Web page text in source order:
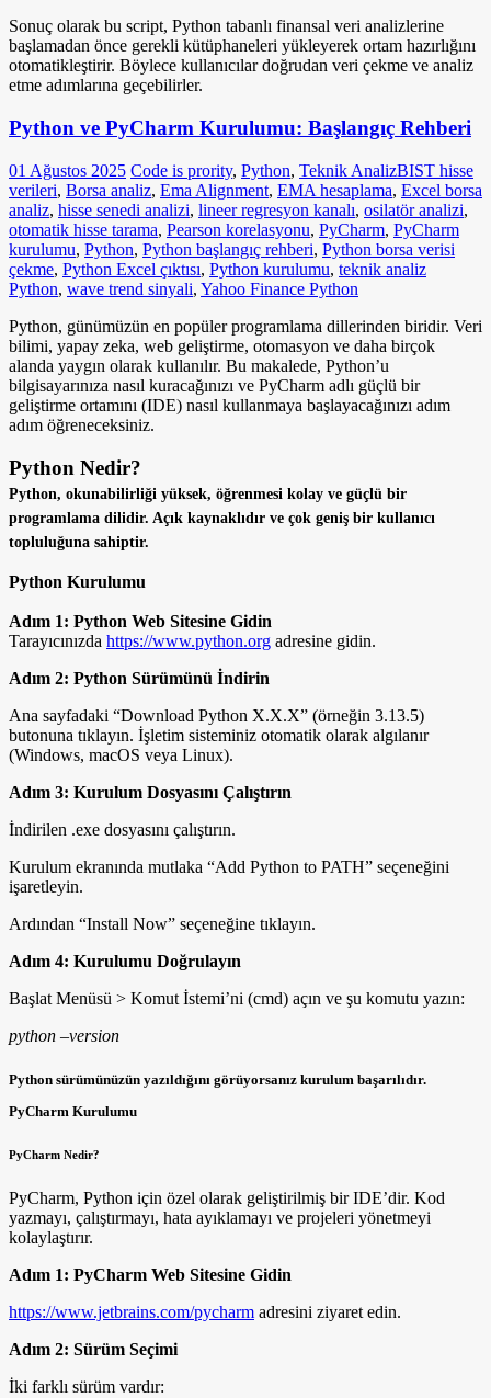
Sonuç olarak bu script, Python tabanlı finansal veri analizlerine
başlamadan önce gerekli kütüphaneleri yükleyerek ortam hazırlığını
otomatikleştirir. Böylece kullanıcılar doğrudan veri çekme ve analiz
etme adımlarına geçebilirler.
Python ve PyCharm Kurulumu: Başlangıç Rehberi
01 Ağustos 2025 Code is prority, Python, Teknik AnalizBIST hisse
verileri, Borsa analiz, Ema Alignment, EMA hesaplama, Excel borsa
analiz, hisse senedi analizi, lineer regresyon kanalı, osilatör analizi,
otomatik hisse tarama, Pearson korelasyonu, PyCharm, PyCharm
kurulumu, Python, Python başlangıç rehberi, Python borsa verisi
çekme, Python Excel çıktısı, Python kurulumu, teknik analiz
Python, wave trend sinyali, Yahoo Finance Python
Python, günümüzün en popüler programlama dillerinden biridir. Veri
bilimi, yapay zeka, web geliştirme, otomasyon ve daha birçok
alanda yaygın olarak kullanılır. Bu makalede, Python’u
bilgisayarınıza nasıl kuracağınızı ve PyCharm adlı güçlü bir
geliştirme ortamını (IDE) nasıl kullanmaya başlayacağınızı adım
adım öğreneceksiniz.
Python Nedir?
Python, okunabilirliği yüksek, öğrenmesi kolay ve güçlü bir
programlama dilidir. Açık kaynaklıdır ve çok geniş bir kullanıcı
topluluğuna sahiptir.
Python Kurulumu
Adım 1: Python Web Sitesine Gidin
Tarayıcınızda https://www.python.org adresine gidin.
Adım 2: Python Sürümünü İndirin
Ana sayfadaki “Download Python X.X.X” (örneğin 3.13.5)
butonuna tıklayın. İşletim sisteminiz otomatik olarak algılanır
(Windows, macOS veya Linux).
Adım 3: Kurulum Dosyasını Çalıştırın
İndirilen .exe dosyasını çalıştırın.
Kurulum ekranında mutlaka “Add Python to PATH” seçeneğini
işaretleyin.
Ardından “Install Now” seçeneğine tıklayın.
Adım 4: Kurulumu Doğrulayın
Başlat Menüsü > Komut İstemi’ni (cmd) açın ve şu komutu yazın:
python –version
Python sürümünüzün yazıldığını görüyorsanız kurulum başarılıdır.
PyCharm Kurulumu
PyCharm Nedir?
PyCharm, Python için özel olarak geliştirilmiş bir IDE’dir. Kod
yazmayı, çalıştırmayı, hata ayıklamayı ve projeleri yönetmeyi
kolaylaştırır.
Adım 1: PyCharm Web Sitesine Gidin
https://www.jetbrains.com/pycharm adresini ziyaret edin.
Adım 2: Sürüm Seçimi
İki farklı sürüm vardır: